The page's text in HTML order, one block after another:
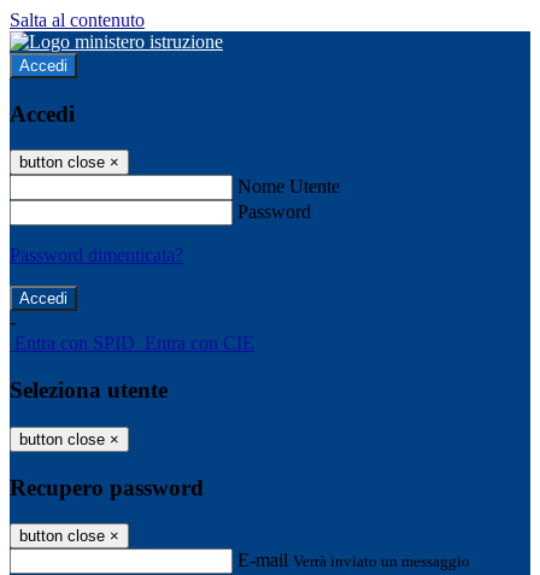
Salta al contenuto
Accedi
Accedi
button close ×
Nome Utente
Password
Password dimenticata?
-
Entra con SPID Entra con CIE
Seleziona utente
button close ×
Recupero password
button close ×
E-mail Verrà inviato un messaggio